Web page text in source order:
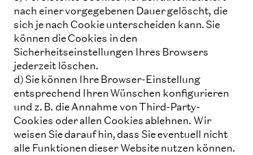
nach einer vorgegebenen Dauer gelöscht, die
sich je nach Cookie unterscheiden kann. Sie
können die Cookies in den
Sicherheitseinstellungen Ihres Browsers
jederzeit löschen.
d) Sie können Ihre Browser-Einstellung
entsprechend Ihren Wünschen konfigurieren
und z. B. die Annahme von Third-Party-
Cookies oder allen Cookies ablehnen. Wir
weisen Sie darauf hin, dass Sie eventuell nicht
alle Funktionen dieser Website nutzen können.